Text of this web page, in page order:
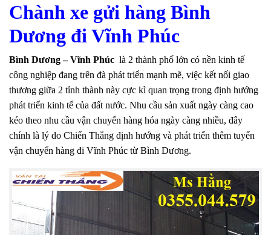
Chành xe gửi hàng Bình
Dương đi Vĩnh Phúc
Bình Dương – Vĩnh Phúc là 2 thành phố lớn có nền kinh tế
công nghiệp đang trên đà phát triển mạnh mẽ, việc kết nối giao
thương giữa 2 tỉnh thành này cực kì quan trọng trong định hướng
phát triển kinh tế của đất nước. Nhu cầu sản xuất ngày càng cao
kéo theo nhu cầu vận chuyển hàng hóa ngày càng nhiều, đây
chính là lý do Chiến Thắng định hướng và phát triển thêm tuyến
vận chuyển hàng đi Vĩnh Phúc từ Bình Dương.